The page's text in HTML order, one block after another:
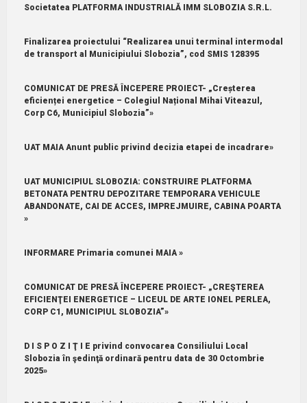
Societatea PLATFORMA INDUSTRIALĂ IMM SLOBOZIA S.R.L.
Finalizarea proiectului “Realizarea unui terminal intermodal
de transport al Municipiului Slobozia”, cod SMIS 128395
COMUNICAT DE PRESĂ ÎNCEPERE PROIECT- „Creșterea
eficienței energetice – Colegiul Național Mihai Viteazul,
Corp C6, Municipiul Slobozia”»
UAT MAIA Anunt public privind decizia etapei de incadrare»
UAT MUNICIPIUL SLOBOZIA: CONSTRUIRE PLATFORMA
BETONATA PENTRU DEPOZITARE TEMPORARA VEHICULE
ABANDONATE, CAI DE ACCES, IMPREJMUIRE, CABINA POARTA
»
INFORMARE Primaria comunei MAIA »
COMUNICAT DE PRESĂ ÎNCEPERE PROIECT- „CREŞTEREA
EFICIENŢEI ENERGETICE – LICEUL DE ARTE IONEL PERLEA,
CORP C1, MUNICIPIUL SLOBOZIA”»
D I S P O Z I Ţ I E privind convocarea Consiliului Local
Slobozia în şedinţă ordinară pentru data de 30 Octombrie
2025»